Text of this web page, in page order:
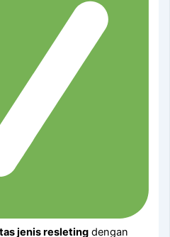
jenis resleting dengan